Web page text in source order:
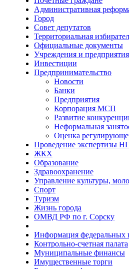
Административная
Город
Совет депутатов
Территориальная
Официальные документы
Учреждения и
Инвестиции
Предпринимательство
Новости
Банки
Предприятия
Корпорация МСП
Развитие
Неформальная
Оценка
Проведение экспертизы
ЖКХ
Образование
Здравоохранение
Управление культуры,
Спорт
Туризм
Жизнь города
ОМВД РФ по г. Сорску
Информация федеральных
Контрольно-счетная палата
Муниципальные финансы
Имущественные торги